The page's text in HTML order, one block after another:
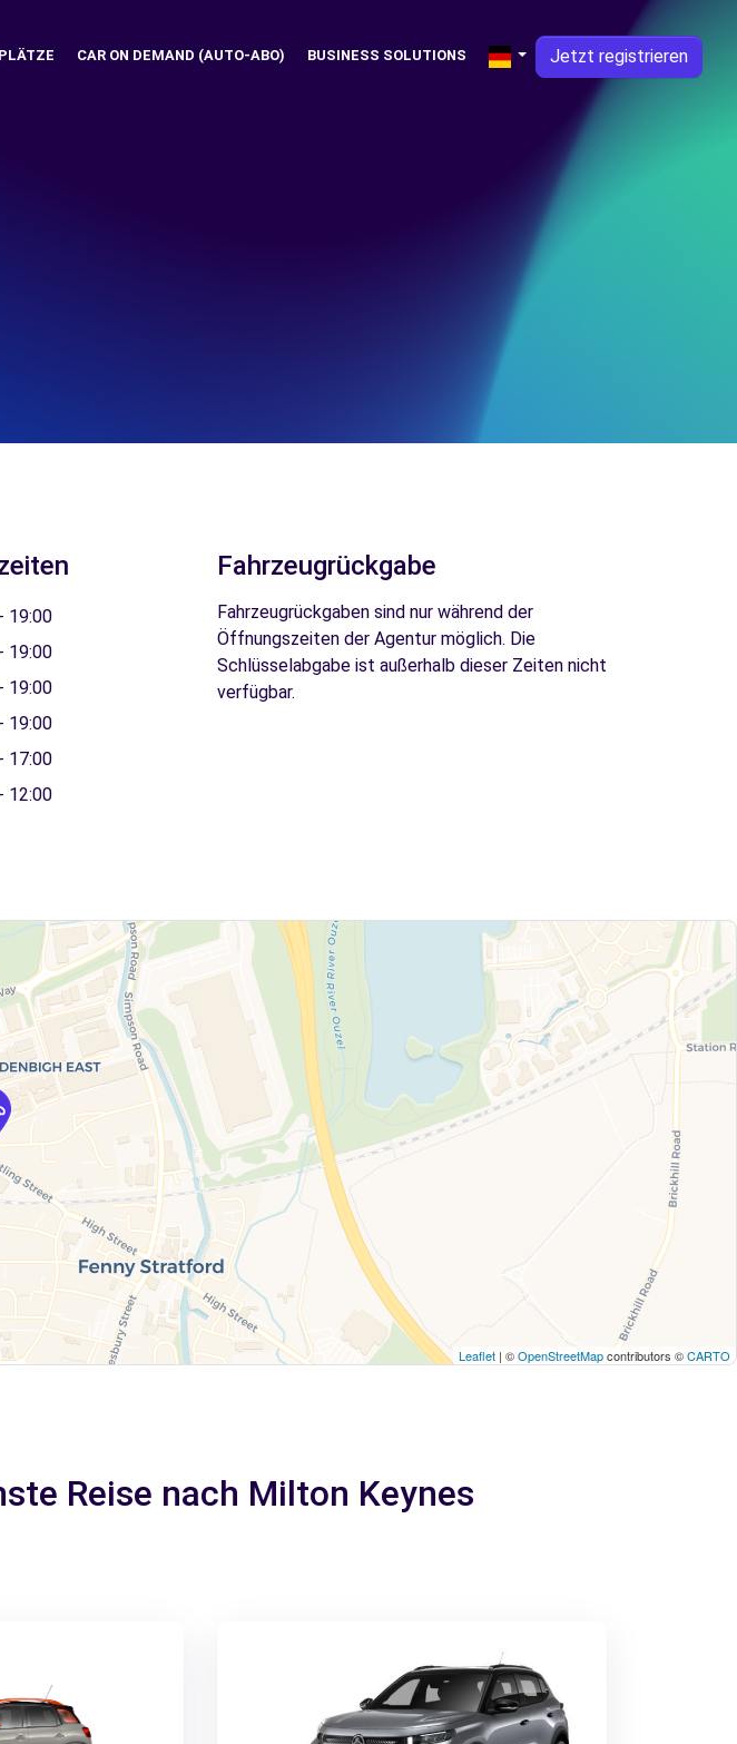
CAR ON DEMAND (AUTO-ABO) BUSINESS SOLUTIONS Jetzt registrieren
19:00
19:00
19:00
19:00
17:00
12:00
Fahrzeugrückgabe
Fahrzeugrückgaben sind nur während der
Öffnungszeiten der Agentur möglich. Die
Schlüsselabgabe ist außerhalb dieser Zeiten nicht
verfügbar.
Leaflet | ©OpenStreetMapcontributors ©CARTO
Reise nach Milton Keynes